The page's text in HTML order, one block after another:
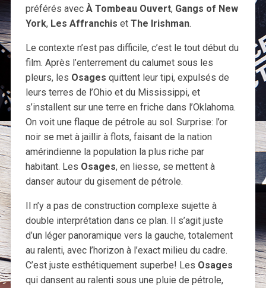
préférés avec À Tombeau Ouvert, Gangs of New
York, Les Affranchis et The Irishman.
Le contexte n’est pas difficile, c’est le tout début du
film. Après l’enterrement du calumet sous les
pleurs, les Osages quittent leur tipi, expulsés de
leurs terres de l’Ohio et du Mississippi, et
s’installent sur une terre en friche dans l’Oklahoma.
On voit une flaque de pétrole au sol. Surprise: l’or
noir se met à jaillir à flots, faisant de la nation
amérindienne la population la plus riche par
habitant. Les Osages, en liesse, se mettent à
danser autour du gisement de pétrole.
Il n’y a pas de construction complexe sujette à
double interprétation dans ce plan. Il s’agit juste
d’un léger panoramique vers la gauche, totalement
au ralenti, avec l’horizon à l’exact milieu du cadre.
C’est juste esthétiquement superbe! Les Osages
qui dansent au ralenti sous une pluie de pétrole,